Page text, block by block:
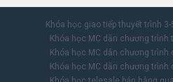
Khóa học giao tiếp thuyết trình 3-
Khóa học MC dẫn chương trình
Khóa học MC dẫn chương trình
Khóa học MC dẫn chương trình